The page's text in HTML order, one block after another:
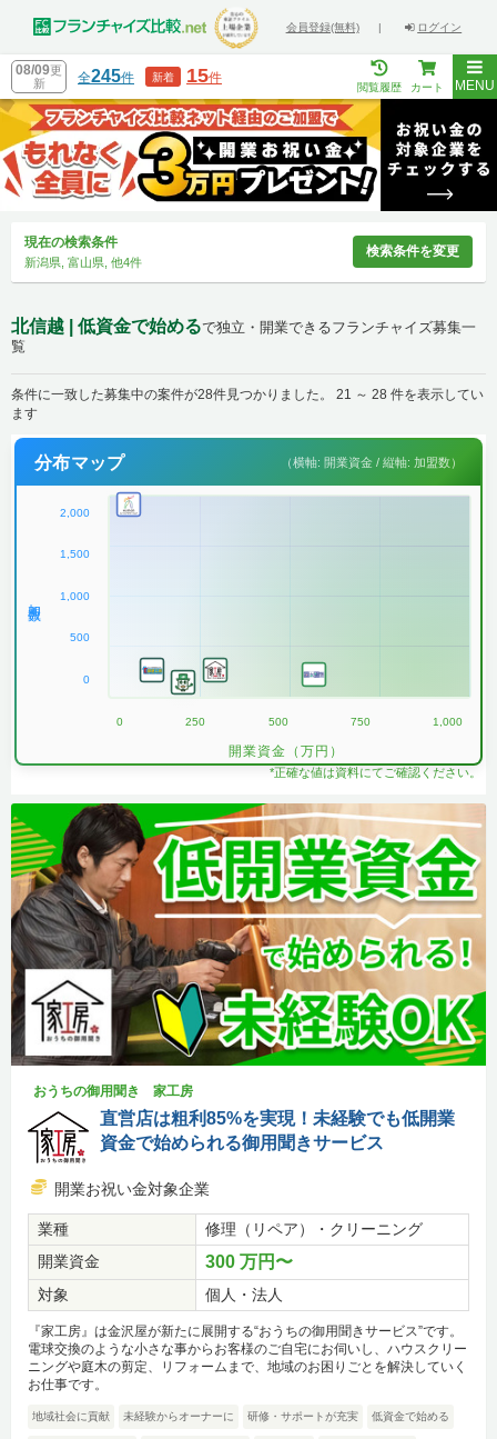
会員登録(無料) | ログイン
08/09更
新
全245件 新着 15件
閲覧履歴 カート MENU
現在の検索条件
新潟県, 富山県, 他4件
検索条件を変更
北信越 | 低資金で始めるで独立・開業できるフランチャイズ募集一
覧
条件に一致した募集中の案件が28件見つかりました。 21 ～ 28 件を表示してい
ます
分布マップ （横軸: 開業資金 / 縦軸: 加盟数）
2,000
1,500
1,000
500
0
0 250 500 750 1,000
開業資金（万円）
*正確な値は資料にてご確認ください。
おうちの御用聞き 家工房
直営店は粗利85%を実現！未経験でも低開業
資金で始められる御用聞きサービス
開業お祝い金対象企業
業種
修理（リペア）・クリーニング
開業資金
300 万円〜
対象 個人・法人
『家工房』は金沢屋が新たに展開する“おうちの御用聞きサービス”です。
電球交換のような小さな事からお客様のご自宅にお伺いし、ハウスクリー
ニングや庭木の剪定、リフォームまで、地域のお困りごとを解決していく
お仕事です。
地域社会に貢献 未経験からオーナーに 研修・サポートが充実 低資金で始める